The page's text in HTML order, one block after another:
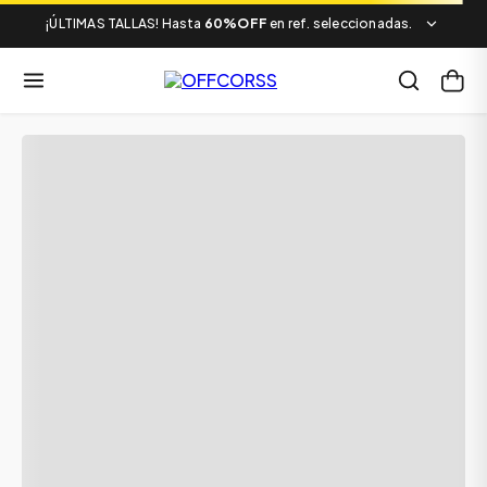
¡ÚLTIMAS TALLAS! Hasta 60%OFF en ref. seleccionadas.